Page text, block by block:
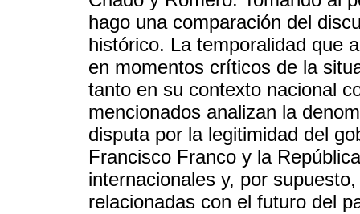
hago una comparación del
histórico. La temporalidad que
en momentos críticos de la
tanto en su contexto nacional
mencionados analizan la
disputa por la legitimidad del
Francisco Franco y la
internacionales y, por
relacionadas con el futuro del